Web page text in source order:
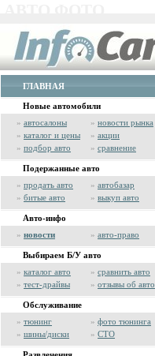
ГЛАВНАЯ
Новые автомобили
» автосалоны » новости рынка
» каталог и цены » акции
» подбор авто » сравнение
Подержанные авто
» продать авто » автобазар
» битые авто » выкуп авто
Авто-инфо
» новости » авто-право
Выбираем Б/У авто
» каталог авто » сравнить авто
» тест-драйвы » отзывы об авто
Обслуживание
» тюнинг » фото тюнинга
» шины/диски » СТО